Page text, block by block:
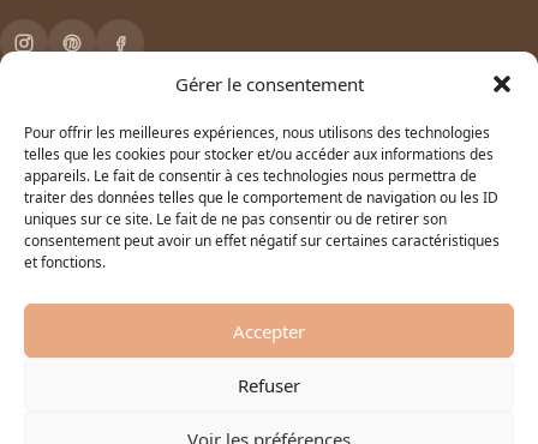
Gérer le consentement
Pour offrir les meilleures expériences, nous utilisons des technologies
telles que les cookies pour stocker et/ou accéder aux informations des
appareils. Le fait de consentir à ces technologies nous permettra de
traiter des données telles que le comportement de navigation ou les ID
uniques sur ce site. Le fait de ne pas consentir ou de retirer son
consentement peut avoir un effet négatif sur certaines caractéristiques
et fonctions.
Accepter
Refuser
Voir les préférences
Tous les tissus
La boutique
Toutes les catégories